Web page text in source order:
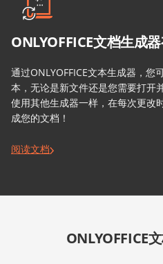
ONLYOFFICE文档生成
通过ONLYOFFICE文本生成器，您
本，无论是新文件还是您需要打开
使用其他生成器一样，在每次更改
成您的文档！
阅读文档
ONLYOFFICE